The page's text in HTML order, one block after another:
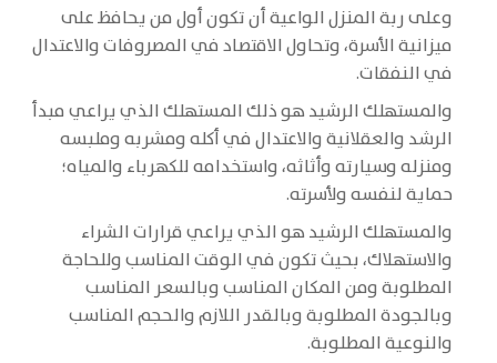
وعلى ربة المنزل الواعية أن تكون أول من يحافظ على
ميزانية الأسرة، وتحاول الاقتصاد في المصروفات والاعتدال
في النفقات.
والمستهلك الرشيد هو ذلك المستهلك الذي يراعي مبدأ
الرشد والعقلانية والاعتدال في أكله ومشربه وملبسه
ومنزله وسيارته وأثاثه، واستخدامه للكهرباء والمياه؛
حماية لنفسه ولأسرته.
والمستهلك الرشيد هو الذي يراعي قرارات الشراء
والاستهلاك، بحيث تكون في الوقت المناسب وللحاجة
المطلوبة ومن المكان المناسب وبالسعر المناسب
وبالجودة المطلوبة وبالقدر اللازم والحجم المناسب
والنوعية المطلوبة.